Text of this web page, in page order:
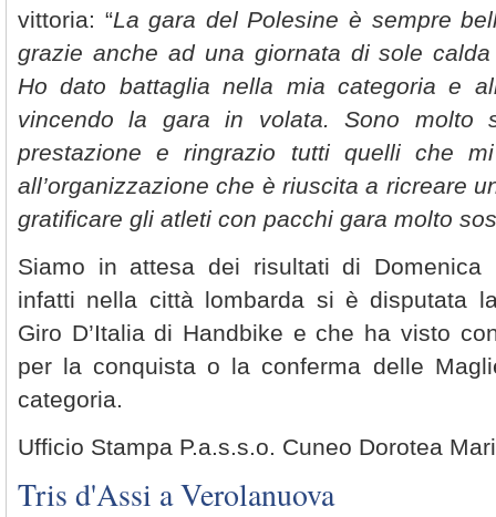
vittoria: “La gara del Polesine è sempre
grazie anche ad una giornata di sole
Ho dato battaglia nella mia categoria e
vincendo la gara in volata. Sono molto
prestazione e ringrazio tutti quelli che
all’organizzazione che è riuscita a ricreare
gratificare gli atleti con pacchi gara molto
Siamo in attesa dei risultati di Domenica
infatti nella città lombarda si è disputata
Giro D’Italia di Handbike e che ha visto
per la conquista o la conferma delle
categoria.
Ufficio Stampa P.a.s.s.o. Cuneo Dorotea
Tris d'Assi a Verolanuova